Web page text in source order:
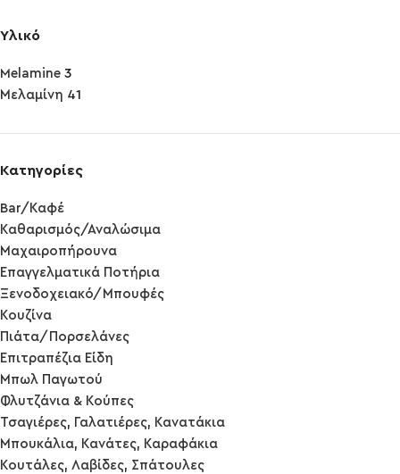
Υλικό
Melamine 3
Μελαμίνη 41
Κατηγορίες
Bar/Καφέ
Καθαρισμός/Αναλώσιμα
Μαχαιροπήρουνα
Επαγγελματικά Ποτήρια
Ξενοδοχειακό/Μπουφές
Κουζίνα
Πιάτα/Πορσελάνες
Επιτραπέζια Είδη
Μπωλ Παγωτού
Φλυτζάνια & Κούπες
Τσαγιέρες, Γαλατιέρες, Κανατάκια
Μπουκάλια, Κανάτες, Καραφάκια
Κουτάλες, Λαβίδες, Σπάτουλες